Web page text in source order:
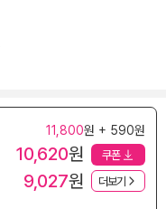
11,800원 + 590원
10,620원 쿠폰
9,027원 더보기